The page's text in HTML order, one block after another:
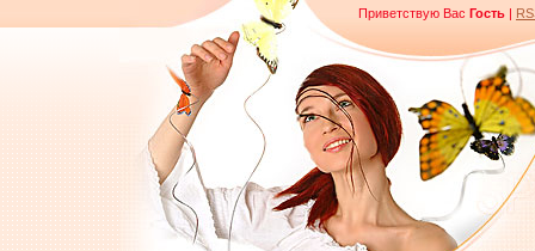
Приветствую Вас Гость |